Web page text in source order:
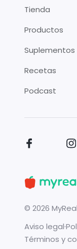
Tienda
Productos
Suplementos
Recetas
Podcast
© 2026
Aviso legal·
Términos y